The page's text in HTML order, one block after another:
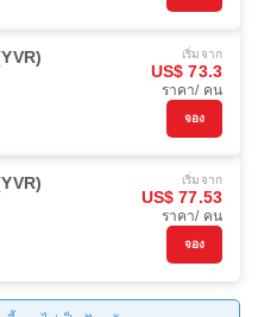
เริ่มจาก
US$ 73.3
ราคา/ คน
จอง
เริ่มจาก
US$ 77.53
ราคา/ คน
จอง